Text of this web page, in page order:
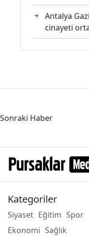
Antalya
cinayeti
Sonraki Haber
Kategoriler
Siyaset Eğitim Spor
Ekonomi Sağlık